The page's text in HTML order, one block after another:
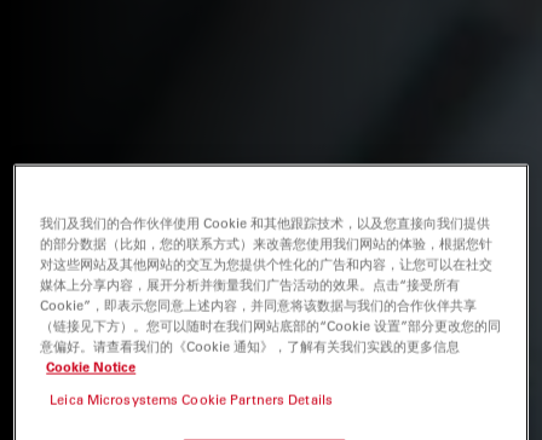
我们及我们的合作伙伴使用 Cookie 和其他跟踪技术，以及您直接向我们提供
的部分数据（比如，您的联系方式）来改善您使用我们网站的体验，根据您针
对这些网站及其他网站的交互为您提供个性化的广告和内容，让您可以在社交
媒体上分享内容，展开分析并衡量我们广告活动的效果。点击“接受所有
Cookie”，即表示您同意上述内容，并同意将该数据与我们的合作伙伴共享
（链接见下方）。您可以随时在我们网站底部的“Cookie 设置”部分更改您的同
意偏好。请查看我们的《Cookie 通知》，了解有关我们实践的更多信息
Cookie Notice
Leica Microsystems Cookie Partners Details